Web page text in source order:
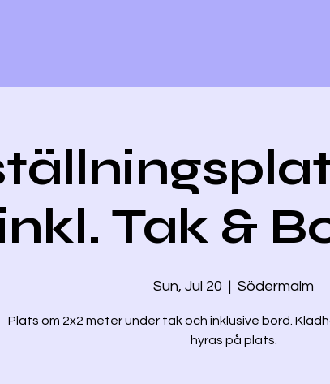
Tak &
Sun, Jul 20
  |
Södermalm
Plats om 2x2 meter under tak och inklusive bord.
hyras på plats.